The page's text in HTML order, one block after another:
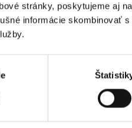
stránky, poskytujeme aj
informácie skombinovať